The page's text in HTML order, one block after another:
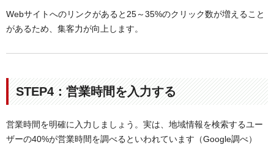
Webサイトへのリンクがあると25～35%のクリック数が増えること
があるため、集客力が向上します。
STEP4：営業時間を入力する
営業時間を明確に入力しましょう。実は、地域情報を検索するユー
ザーの40%が営業時間を調べるといわれています（Google調べ）